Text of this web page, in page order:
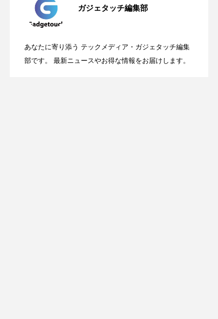
ガジェタッチ編集部
あなたに寄り添う テックメディア・ガジェタッチ編集
部です。 最新ニュースやお得な情報をお届けします。
登場
2026.04.24
Directに動いた理由、担当者も答えられな
2026.04.23 OpenMic Insight：AFEELA開発中止で見